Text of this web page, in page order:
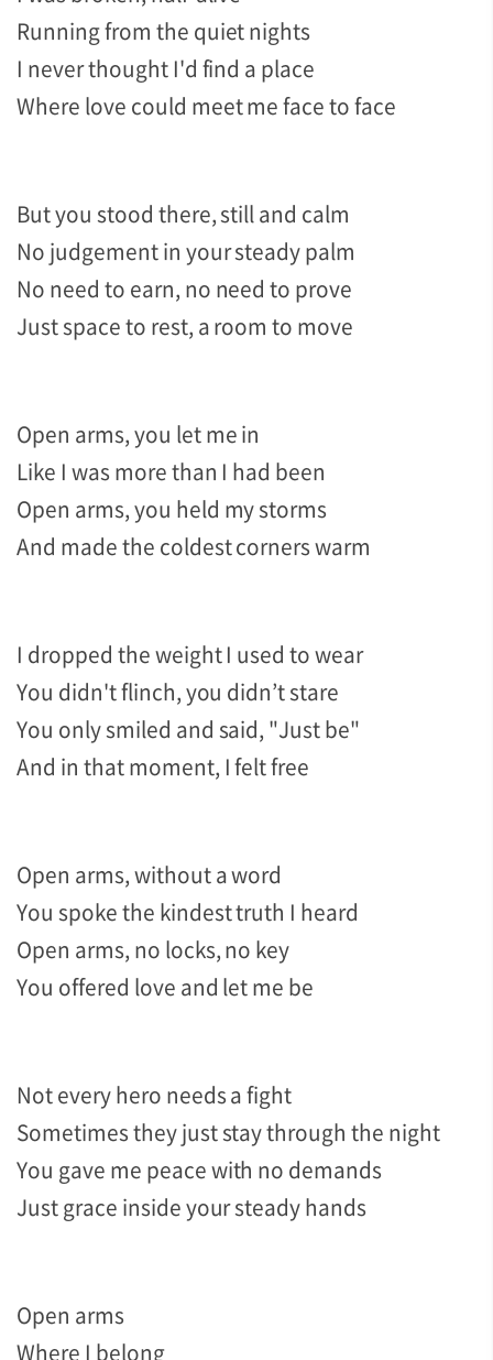
Running from the quiet nights
I never thought I'd find a place
Where love could meet me face to face
But you stood there, still and calm
No judgement in your steady palm
No need to earn, no need to prove
Just space to rest, a room to move
Open arms, you let me in
Like I was more than I had been
Open arms, you held my storms
And made the coldest corners warm
I dropped the weight I used to wear
You didn't flinch, you didn’t stare
You only smiled and said, "Just be"
And in that moment, I felt free
Open arms, without a word
You spoke the kindest truth I heard
Open arms, no locks, no key
You offered love and let me be
Not every hero needs a fight
Sometimes they just stay through the night
You gave me peace with no demands
Just grace inside your steady hands
Open arms
Where I belong